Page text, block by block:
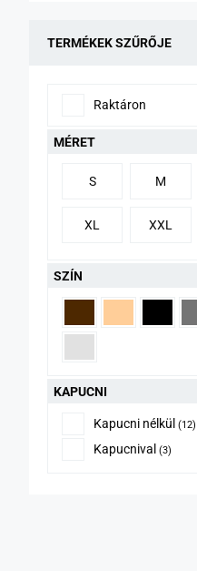
TERMÉKEK SZŰRŐJE
Raktáron
MÉRET
S M
XL XXL
SZÍN
KAPUCNI
Kapucni nélkül (12)
Kapucnival (3)